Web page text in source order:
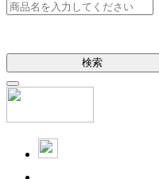
検索